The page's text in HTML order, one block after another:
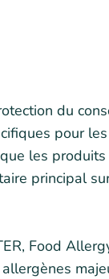
du
pour
les
principal
Food